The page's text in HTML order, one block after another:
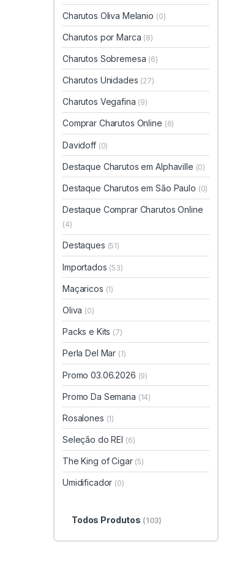
Charutos Oliva Melanio (0)
Charutos por Marca (8)
Charutos Sobremesa (6)
Charutos Unidades (27)
Charutos Vegafina (9)
Comprar Charutos Online (6)
Davidoff (0)
Destaque Charutos em Alphaville (0)
Destaque Charutos em São Paulo (0)
Destaque Comprar Charutos Online
(4)
Destaques (51)
Importados (53)
Maçaricos (1)
Oliva (0)
Packs e Kits (7)
Perla Del Mar (1)
Promo 03.06.2026 (9)
Promo Da Semana (14)
Rosalones (1)
Seleção do REI (6)
The King of Cigar (5)
Umidificador (0)
Todos Produtos (103)